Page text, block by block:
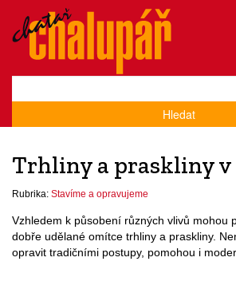
Hledat
Trhliny a praskliny
Rubrika: Stavíme a opravujeme
Vzhledem k působení různých vlivů mohou
dobře udělané omítce trhliny a praskliny.
opravit tradičními postupy, pomohou i